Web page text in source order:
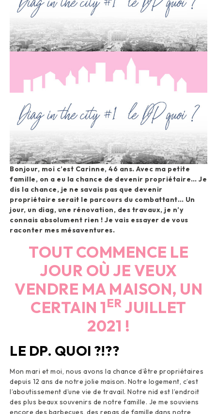
Bonjour, moi c’est Carinne, 46 ans. Avec ma petite
famille, on a eu la chance de devenir propriétaire… Je
dis la chance, je ne savais pas que devenir
propriétaire serait le parcours du combattant… Un
jour, un diag, une rénovation, des travaux, je n’y
connais absolument rien ! Je vais essayer de vous
raconter mes mésaventures.
TOUT COMMENCE LE
JOUR OÙ JE VEUX
VENDRE MA MAISON, UN
CERTAIN 1ER JUILLET
2021 !
LE DP. QUOI ?!??
Mon mari et moi, nous avons la chance d’être propriétaires
depuis 12 ans de notre jolie maison. Notre logement, c’est
l’aboutissement d’une vie de travail. Notre nid est l’endroit
des plus beaux souvenirs de notre famille. Je me souviens